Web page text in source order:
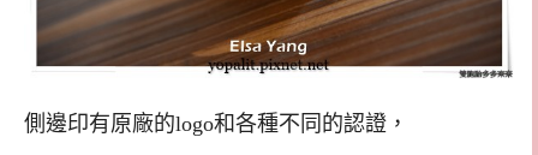
側邊印有原廠的logo和各種不同的認證，